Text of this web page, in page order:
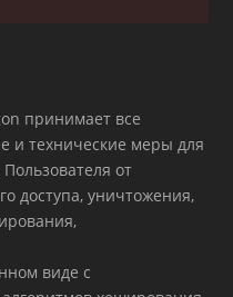
принимает все
и технические меры для
от
доступа, уничтожения,
виде с